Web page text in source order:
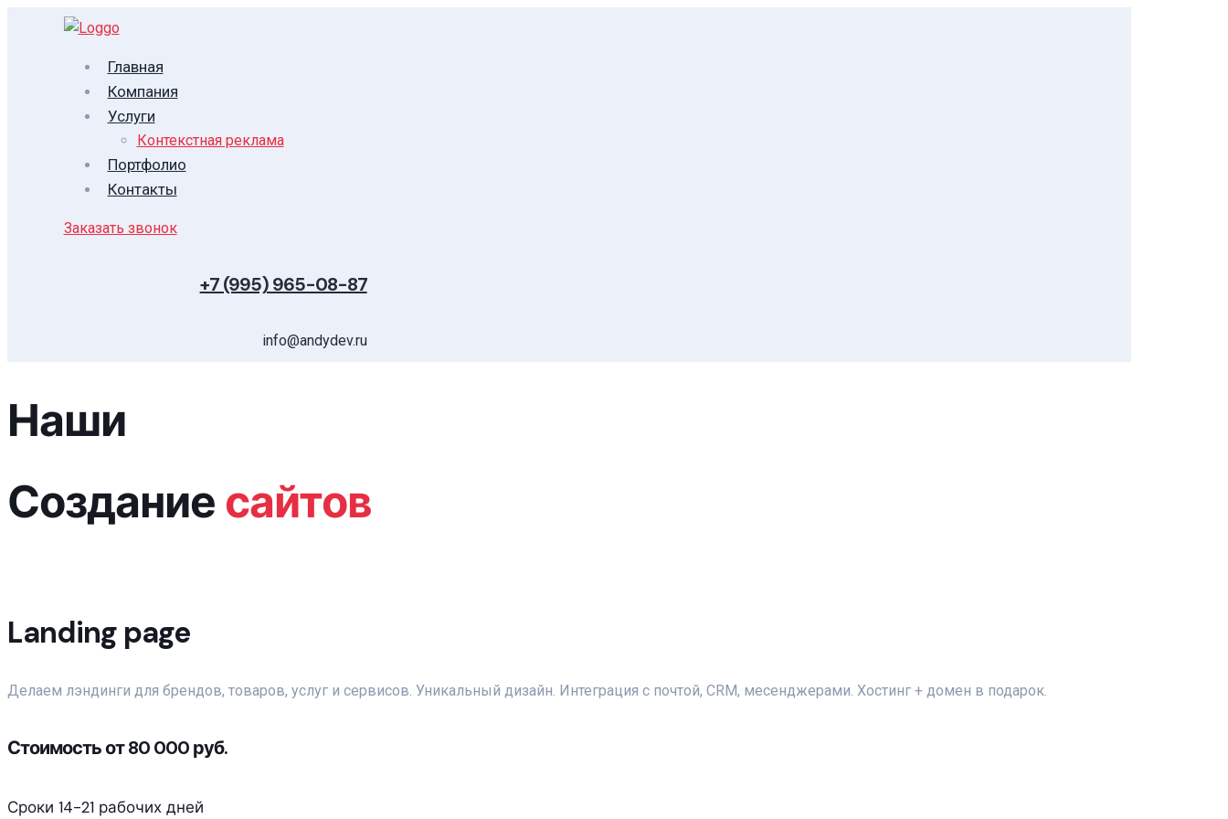
Главная
Компания
Услуги
Контекстная реклама
Портфолио
Контакты
Заказать звонок
+7 (995) 965-08-87
info@andydev.ru
Наши
Созданиесайтов
Landing page
Делаем лэндинги для брендов, товаров, услуг и сервисов. Уникальный дизайн. Интеграция с почтой, CRM, месенджерами. Хостинг + домен в подарок.
Стоимость от 80 000 руб.
Сроки 14-21 рабочих дней